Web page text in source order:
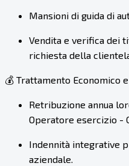
Mansioni di guida di
Vendita e verifica dei
richiesta della
💰 Trattamento Economico
Retribuzione annua
Operatore esercizio -
Indennità integrative
aziendale.